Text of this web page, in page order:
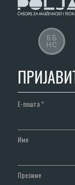
Е-пошта*
Име
Презиме